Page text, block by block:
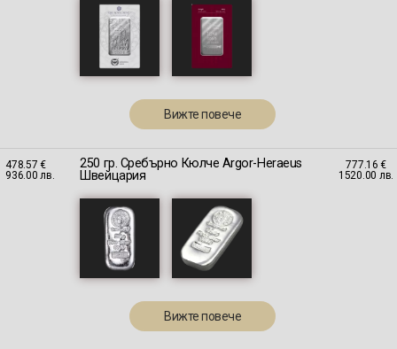
Вижте повече
478.57 €
936.00 лв.
250 гр. Сребърно Кюлче Argor-Heraeus
Швейцария
Вижте повече
777.16 €
1520.00 лв.